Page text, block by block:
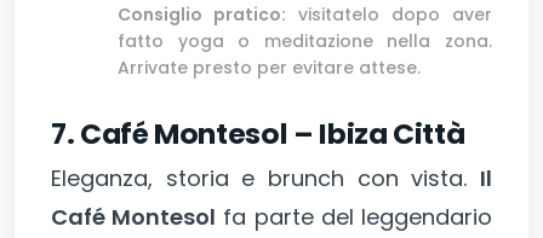
Consiglio pratico: visitatelo dopo aver
fatto yoga o meditazione nella zona.
Arrivate presto per evitare attese.
7. Café Montesol – Ibiza Città
Eleganza, storia e brunch con vista. Il
Café Montesol fa parte del leggendario